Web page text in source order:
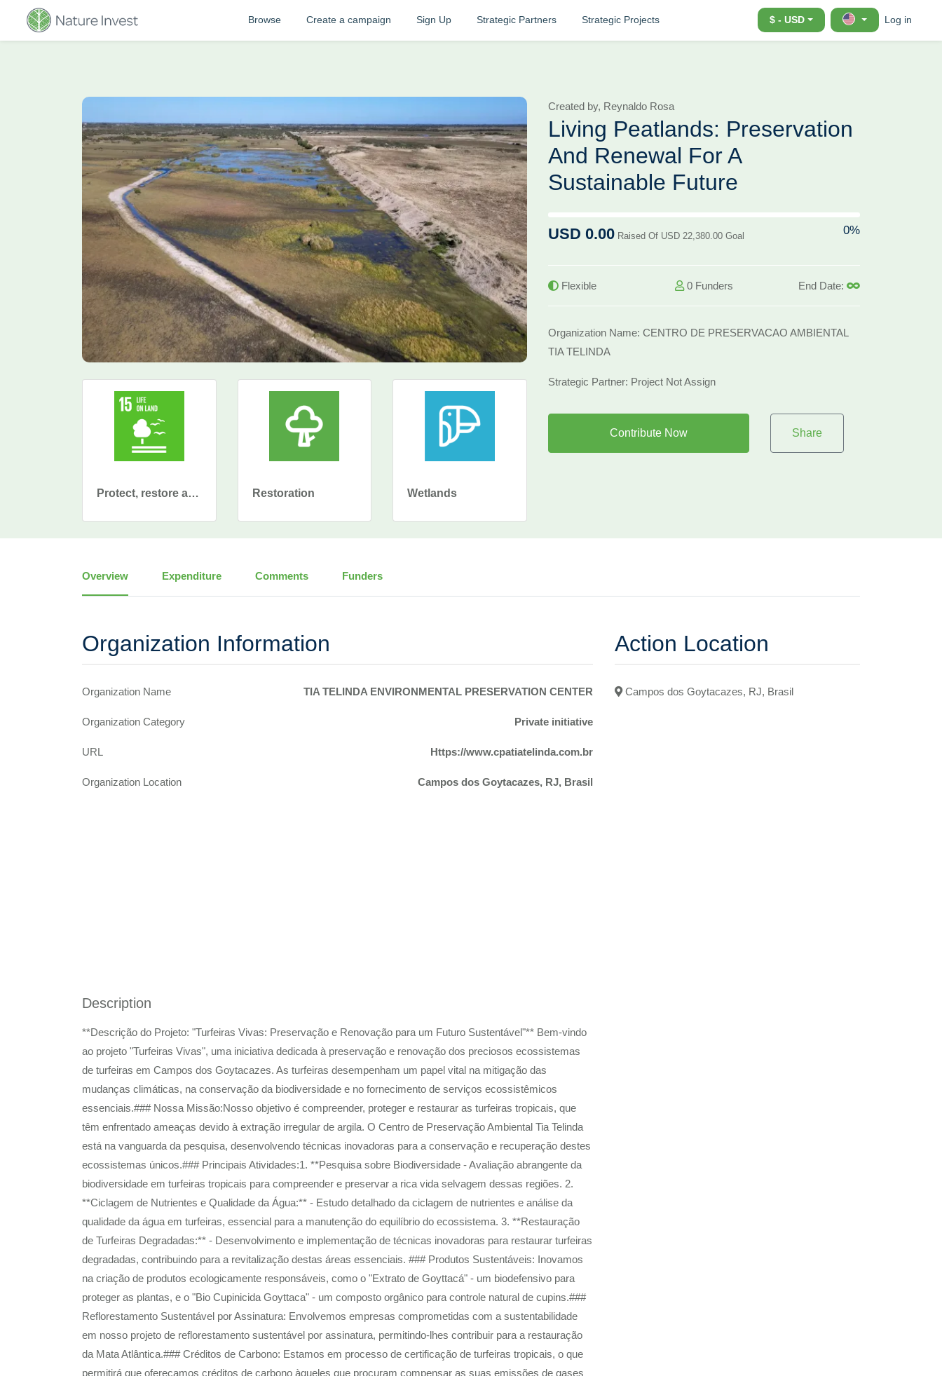
Browse Create a campaign Sign Up Strategic Partners Strategic Projects $ - USD Log in
Protect, restore and promote sustainable use of terrestrial ecosystems, sustainably manage forests, combat desertification, and halt and reverse land degradation and halt biodiversity loss Restoration Wetlands
Created by, Reynaldo Rosa
Living Peatlands: Preservation
And Renewal For A
Sustainable Future
USD 0.00 Raised Of USD 22,380.00 Goal 0%
Flexible 0 Funders End Date:
Organization Name: CENTRO DE PRESERVACAO AMBIENTAL
TIA TELINDA
Strategic Partner: Project Not Assign
Contribute Now Share
Overview Expenditure Comments Funders
Organization Information
Organization Name TIA TELINDA ENVIRONMENTAL PRESERVATION CENTER
Organization Category Private initiative
URL Https://www.cpatiatelinda.com.br
Organization Location Campos dos Goytacazes, RJ, Brasil
Description
**Descrição do Projeto: "Turfeiras Vivas: Preservação e Renovação para um Futuro Sustentável"** Bem-vindo
ao projeto "Turfeiras Vivas", uma iniciativa dedicada à preservação e renovação dos preciosos ecossistemas
de turfeiras em Campos dos Goytacazes. As turfeiras desempenham um papel vital na mitigação das
mudanças climáticas, na conservação da biodiversidade e no fornecimento de serviços ecossistêmicos
essenciais.### Nossa Missão:Nosso objetivo é compreender, proteger e restaurar as turfeiras tropicais, que
têm enfrentado ameaças devido à extração irregular de argila. O Centro de Preservação Ambiental Tia Telinda
está na vanguarda da pesquisa, desenvolvendo técnicas inovadoras para a conservação e recuperação destes
ecossistemas únicos.### Principais Atividades:1. **Pesquisa sobre Biodiversidade - Avaliação abrangente da
biodiversidade em turfeiras tropicais para compreender e preservar a rica vida selvagem dessas regiões. 2.
**Ciclagem de Nutrientes e Qualidade da Água:** - Estudo detalhado da ciclagem de nutrientes e análise da
qualidade da água em turfeiras, essencial para a manutenção do equilíbrio do ecossistema. 3. **Restauração
de Turfeiras Degradadas:** - Desenvolvimento e implementação de técnicas inovadoras para restaurar turfeiras
degradadas, contribuindo para a revitalização destas áreas essenciais. ### Produtos Sustentáveis: Inovamos
na criação de produtos ecologicamente responsáveis, como o "Extrato de Goyttacá" - um biodefensivo para
proteger as plantas, e o "Bio Cupinicida Goyttaca" - um composto orgânico para controle natural de cupins.###
Reflorestamento Sustentável por Assinatura: Envolvemos empresas comprometidas com a sustentabilidade
em nosso projeto de reflorestamento sustentável por assinatura, permitindo-lhes contribuir para a restauração
da Mata Atlântica.### Créditos de Carbono: Estamos em processo de certificação de turfeiras tropicais, o que
permitirá que ofereçamos créditos de carbono àqueles que procuram compensar as suas emissões de gases
Action Location
Campos dos Goytacazes, RJ, Brasil